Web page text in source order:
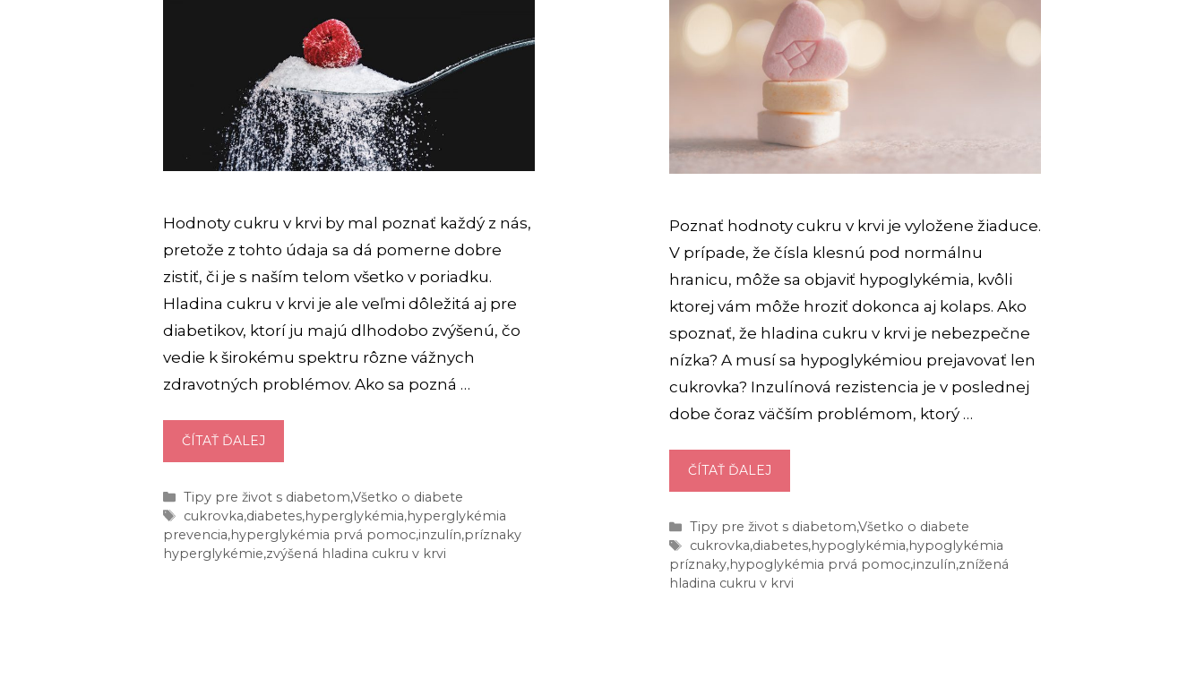
Hodnoty cukru v krvi by mal poznať každý z nás,
pretože z tohto údaja sa dá pomerne dobre
zistiť, či je s naším telom všetko v poriadku.
Hladina cukru v krvi je ale veľmi dôležitá aj pre
diabetikov, ktorí ju majú dlhodobo zvýšenú, čo
vedie k širokému spektru rôzne vážnych
zdravotných problémov. Ako sa pozná …
ČÍTAŤ ĎALEJ
6
PODĽA
KTORÝCH
JU
Kategórie
Tipy pre život s diabetom,Všetko o diabete
Značky
cukrovka,diabetes,hyperglykémia,hyperglykémia
prevencia,hyperglykémia prvá pomoc,inzulín,príznaky
hyperglykémie,zvýšená hladina cukru v krvi
Poznať hodnoty cukru v krvi je vyložene žiaduce.
V prípade, že čísla klesnú pod normálnu
hranicu, môže sa objaviť hypoglykémia, kvôli
ktorej vám môže hroziť dokonca aj kolaps. Ako
spoznať, že hladina cukru v krvi je nebezpečne
nízka? A musí sa hypoglykémiou prejavovať len
cukrovka? Inzulínová rezistencia je v poslednej
dobe čoraz väčším problémom, ktorý …
ČÍTAŤ ĎALEJ
AKÉ
PREJAVY
A
ČO
Kategórie
Tipy pre život s diabetom,Všetko o diabete
Značky
cukrovka,diabetes,hypoglykémia,hypoglykémia
príznaky,hypoglykémia prvá pomoc,inzulín,znížená
hladina cukru v krvi